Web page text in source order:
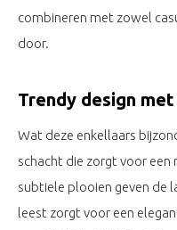
combineren met zowel
door.
Trendy design
Wat deze enkellaars
schacht die zorgt voor een
subtiele plooien geven de
leest zorgt voor een